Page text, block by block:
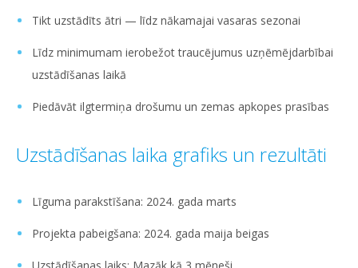
Tikt uzstādīts ātri — līdz nākamajai vasaras sezonai
Līdz minimumam ierobežot traucējumus uzņēmējdarbībai
uzstādīšanas laikā
Piedāvāt ilgtermiņa drošumu un zemas apkopes prasības
Uzstādīšanas laika grafiks un rezultāti
Līguma parakstīšana: 2024. gada marts
Projekta pabeigšana: 2024. gada maija beigas